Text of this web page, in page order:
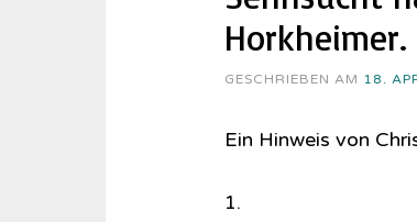
Horkheimer.
GESCHRIEBEN AM 18.
Ein Hinweis von
1.